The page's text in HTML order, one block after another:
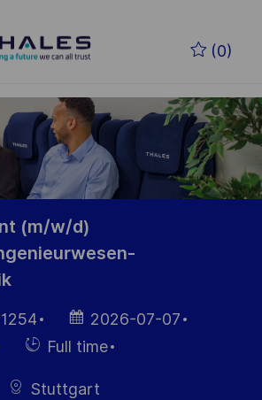
(0)
(m/w/d)
Date
d’affichage
2026-07-07
HiringFull time
Stuttgart